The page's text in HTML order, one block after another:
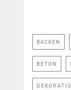
BACKEN
BETON